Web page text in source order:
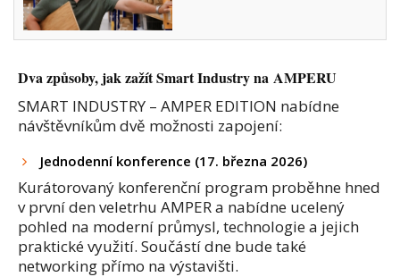
Dva způsoby, jak zažít Smart Industry na AMPERU
SMART INDUSTRY – AMPER EDITION nabídne
návštěvníkům dvě možnosti zapojení:
Jednodenní konference (17. března 2026)
Kurátorovaný konferenční program proběhne hned
v první den veletrhu AMPER a nabídne ucelený
pohled na moderní průmysl, technologie a jejich
praktické využití. Součástí dne bude také
networking přímo na výstavišti.